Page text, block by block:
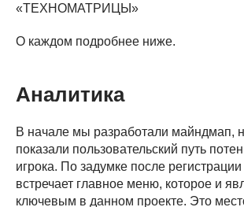
«ТЕХНОМАТРИЦЫ»
О каждом подробнее ниже.
Аналитика
В начале мы разработали майндмап,
показали пользовательский путь
игрока. По задумке после
встречает главное меню, которое и
ключевым в данном проекте. Это